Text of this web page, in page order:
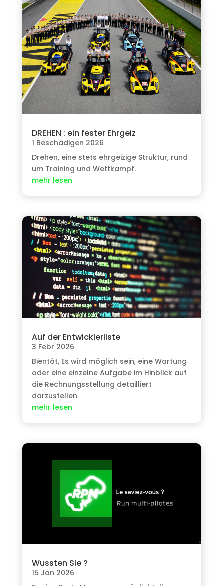
DREHEN : ein fester Ehrgeiz
1 Beschädigen 2026
Drehen, eine stets ehrgeizige Struktur, rund
um Training und Wettkampf.
mehr lesen
Auf der Entwicklerliste
3 Febr 2026
Bientôt, Es wird möglich sein, eine Wartung
oder eine einzelne Aufgabe im Hinblick auf
die Rechnungsstellung detailliert
darzustellen
mehr lesen
Wussten Sie ?
15 Jan 2026